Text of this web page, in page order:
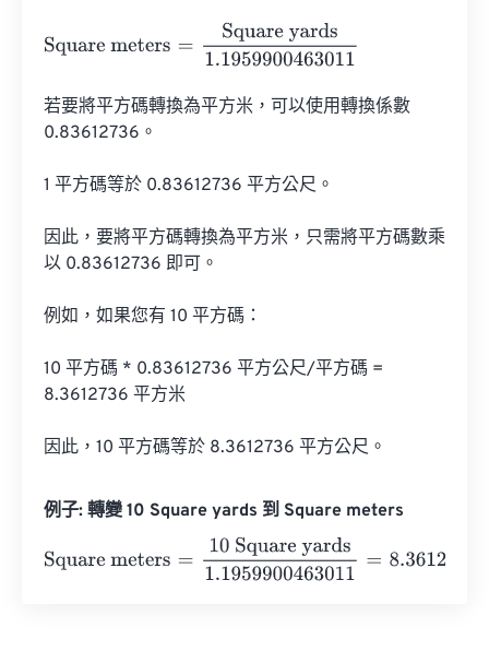
Square meters Square yards1.1959900463011
若要將平方碼轉換為平方米，可以使用轉換係數
0.83612736。
1 平方碼等於 0.83612736 平方公尺。
因此，要將平方碼轉換為平方米，只需將平方碼數乘
以 0.83612736 即可。
例如，如果您有 10 平方碼：
10 平方碼 * 0.83612736 平方公尺/平方碼 =
8.3612736 平方米
因此，10 平方碼等於 8.3612736 平方公尺。
例子: 轉變 10 Square yards 到 Square meters
Square meters
10 Square yards 1.1959900463011 =